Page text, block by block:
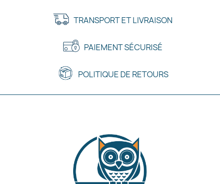
TRANSPORT ET LIVRAISON
PAIEMENT SÉCURISÉ
POLITIQUE DE RETOURS